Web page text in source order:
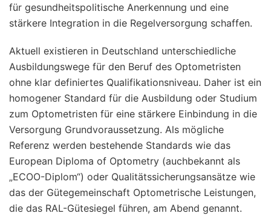
für gesundheitspolitische Anerkennung und eine
stärkere Integration in die Regelversorgung schaffen.
Aktuell existieren in Deutschland unterschiedliche
Ausbildungswege für den Beruf des Optometristen
ohne klar definiertes Qualifikationsniveau. Daher ist ein
homogener Standard für die Ausbildung oder Studium
zum Optometristen für eine stärkere Einbindung in die
Versorgung Grundvoraussetzung. Als mögliche
Referenz werden bestehende Standards wie das
European Diploma of Optometry (auchbekannt als
„ECOO-Diplom“) oder Qualitätssicherungsansätze wie
das der Gütegemeinschaft Optometrische Leistungen,
die das RAL-Gütesiegel führen, am Abend genannt.